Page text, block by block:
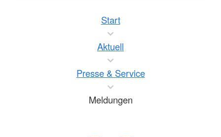
Start
Aktuell
Presse & Service
Meldungen